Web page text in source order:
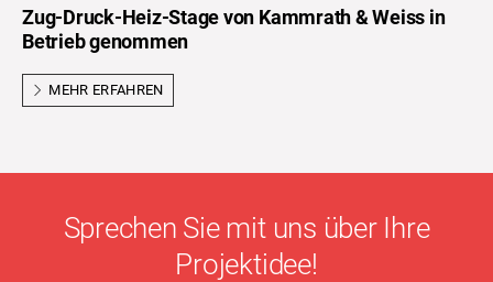
Zug-Druck-Heiz-Stage von Kammrath & Weiss in
Betrieb genommen
MEHR ERFAHREN
Sprechen Sie mit uns über Ihre
Projektidee!